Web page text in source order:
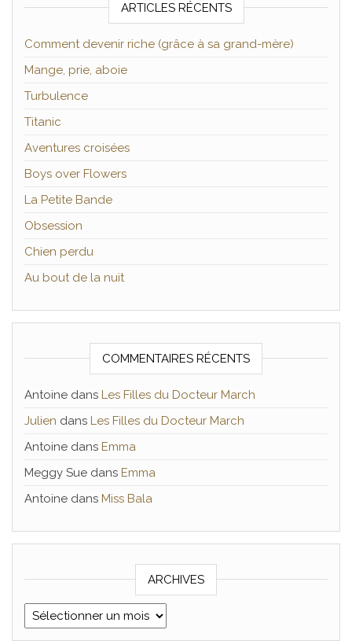
ARTICLES RÉCENTS
Comment devenir riche (grâce à sa grand-mère)
Mange, prie, aboie
Turbulence
Titanic
Aventures croisées
Boys over Flowers
La Petite Bande
Obsession
Chien perdu
Au bout de la nuit
COMMENTAIRES RÉCENTS
Antoine dans Les Filles du Docteur March
Julien dans Les Filles du Docteur March
Antoine dans Emma
Meggy Sue dans Emma
Antoine dans Miss Bala
ARCHIVES
Archives